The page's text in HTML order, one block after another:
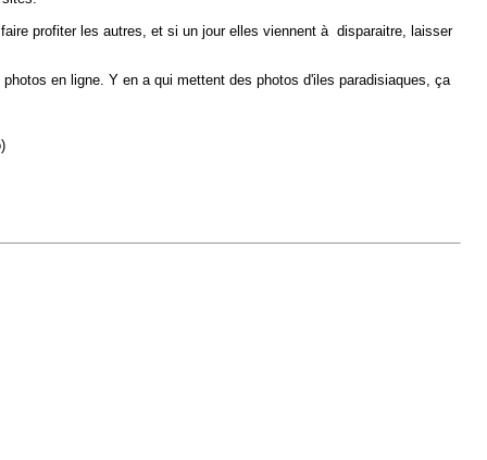
profiter les autres, et si un jour elles viennent à disparaitre, laisser
en ligne. Y en a qui mettent des photos d'iles paradisiaques, ça